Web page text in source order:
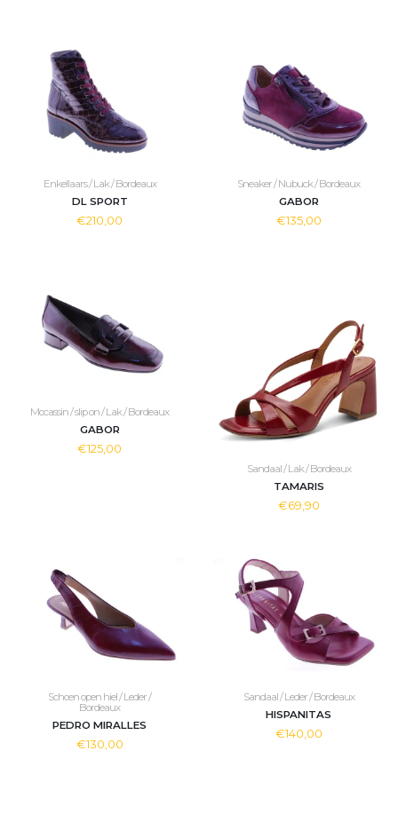
Enkellaars / Lak / Bordeaux
DL SPORT
€210,00
Sneaker / Nubuck / Bordeaux
GABOR
€135,00
Mocassin / slip on / Lak / Bordeaux
GABOR
€125,00
Sandaal / Lak / Bordeaux
TAMARIS
€69,90
Schoen open hiel / Leder /
Bordeaux
PEDRO MIRALLES
€130,00
Sandaal / Leder / Bordeaux
HISPANITAS
€140,00